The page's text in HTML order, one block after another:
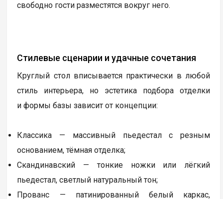
свободно гости разместятся вокруг него.
Стилевые сценарии и удачные сочетания
Круглый стол вписывается практически в любой
стиль интерьера, но эстетика подбора отделки
и формы базы зависит от концепции:
Классика — массивный пьедестал с резным
основанием, тёмная отделка;
Скандинавский — тонкие ножки или лёгкий
пьедестал, светлый натуральный тон;
Прованс — патинированный белый каркас,